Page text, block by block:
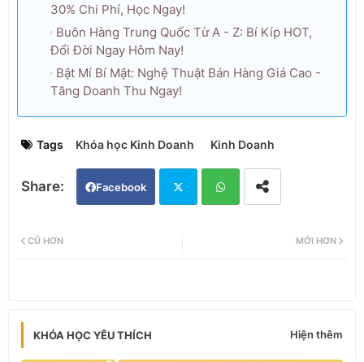
30% Chi Phí, Học Ngay!
Buôn Hàng Trung Quốc Từ A - Z: Bí Kíp HOT,
Đổi Đời Ngay Hôm Nay!
Bật Mí Bí Mật: Nghệ Thuật Bán Hàng Giá Cao -
Tăng Doanh Thu Ngay!
Tags Khóa học Kinh Doanh Kinh Doanh
Facebook
MỚI HƠN
CŨ HƠN
KHÓA HỌC YÊU THÍCH Hiện thêm